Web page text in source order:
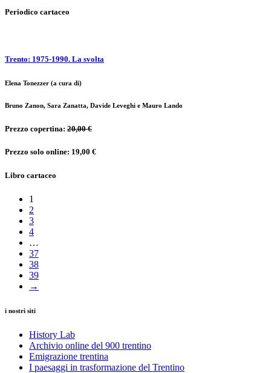
Periodico cartaceo
Trento: 1975-1990. La svolta
Elena Tonezzer (a cura di)
Bruno Zanon, Sara Zanatta, Davide Leveghi e Mauro Lando
Prezzo copertina: 20,00 €
Prezzo solo online: 19,00 €
Libro cartaceo
1
2
3
4
…
37
38
39
→
i nostri siti
History Lab
Archivio online del 900 trentino
Emigrazione trentina
I paesaggi in trasformazione del Trentino